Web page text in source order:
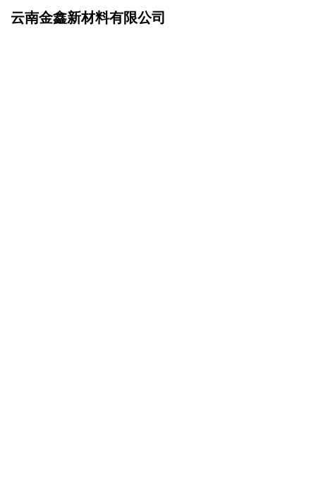
云南金鑫新材料有限公司